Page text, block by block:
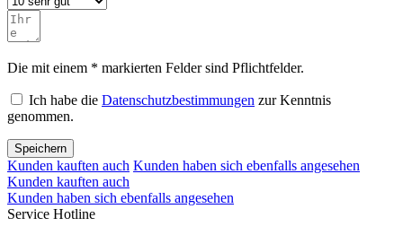
Die mit einem * markierten Felder sind Pflichtfelder.
Ich habe die Datenschutzbestimmungen zur Kenntnis
genommen.
Speichern
Kunden kauften auch Kunden haben sich ebenfalls angesehen
Kunden kauften auch
Kunden haben sich ebenfalls angesehen
Service Hotline